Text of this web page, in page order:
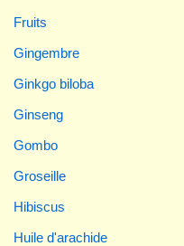
Fruits
Gingembre
Ginkgo biloba
Ginseng
Gombo
Groseille
Hibiscus
Huile d'arachide